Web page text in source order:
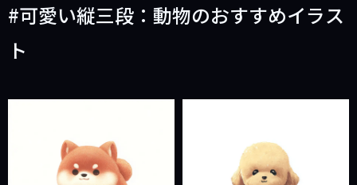
可愛い縦三段：動物のおすすめイラス
ト